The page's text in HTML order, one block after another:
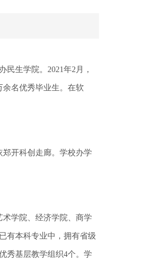
生学院。2021年2月，
名优秀毕业生。在软
开科创走廊。学校办学
学院、经济学院、商学
有本科专业中，拥有省级
秀基层教学组织4个。学